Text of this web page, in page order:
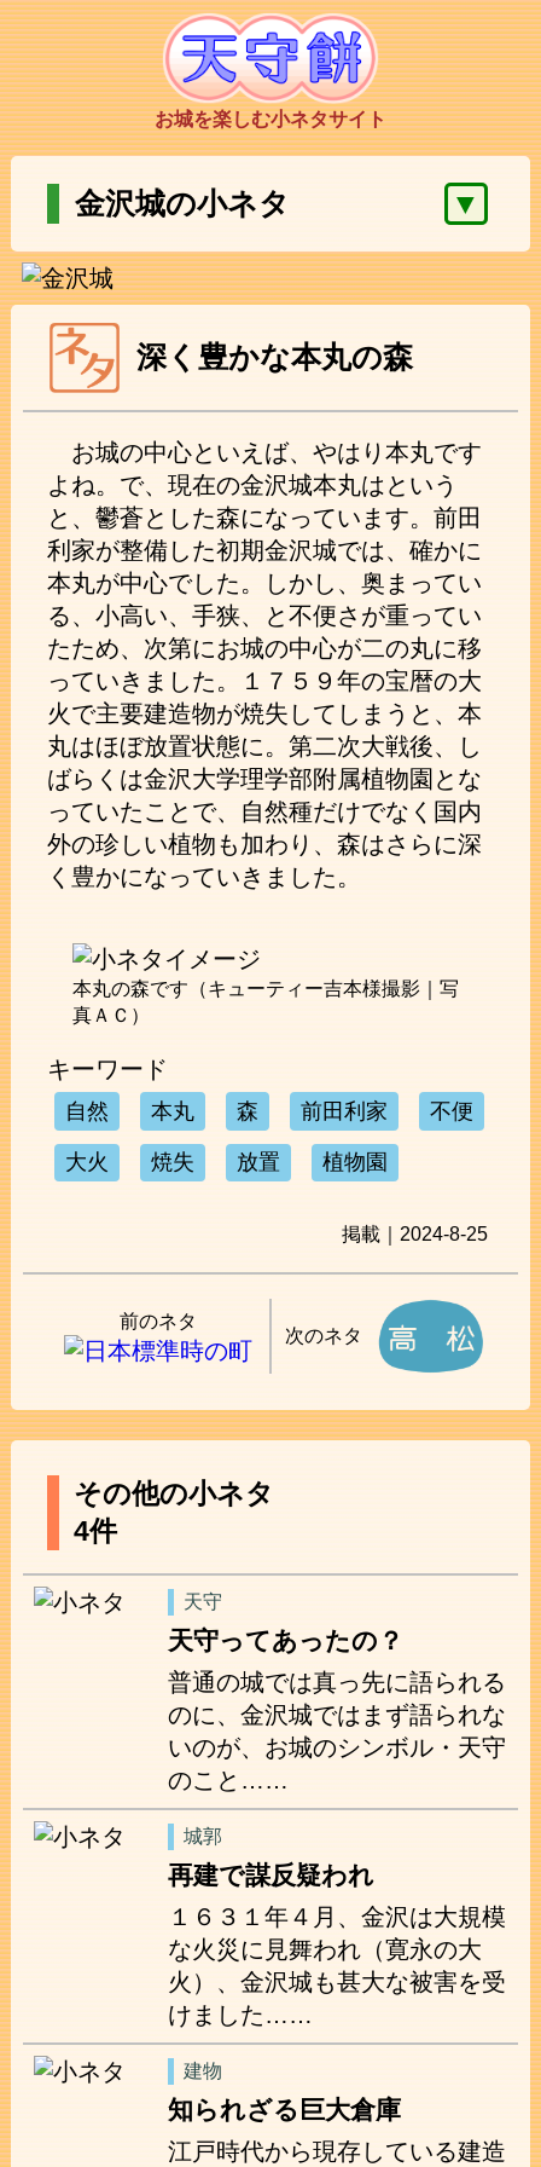
お城を楽しむ小ネタサイト
金沢城の小ネタ ▼
深く豊かな本丸の森
お城の中心といえば、やはり本丸です
よね。で、現在の金沢城本丸はという
と、鬱蒼とした森になっています。前田
利家が整備した初期金沢城では、確かに
本丸が中心でした。しかし、奥まってい
る、小高い、手狭、と不便さが重ってい
たため、次第にお城の中心が二の丸に移
っていきました。１７５９年の宝暦の大
火で主要建造物が焼失してしまうと、本
丸はほぼ放置状態に。第二次大戦後、し
ばらくは金沢大学理学部附属植物園とな
っていたことで、自然種だけでなく国内
外の珍しい植物も加わり、森はさらに深
く豊かになっていきました。
本丸の森です（キューティー吉本様撮影｜写
真ＡＣ）
キーワード
自然 本丸 森 前田利家 不便
大火 焼失 放置 植物園
掲載｜2024-8-25
前のネタ
次のネタ
その他の小ネタ
4件
天守
天守ってあったの？
普通の城では真っ先に語られる
のに、金沢城ではまず語られな
いのが、お城のシンボル・天守
のこと……
城郭
再建で謀反疑われ
１６３１年４月、金沢は大規模
な火災に見舞われ（寛永の大
火）、金沢城も甚大な被害を受
けました……
建物
知られざる巨大倉庫
江戸時代から現存している建造